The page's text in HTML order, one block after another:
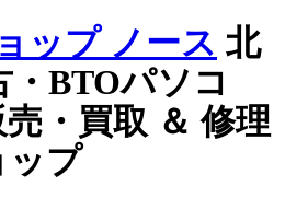
北
・BTOパソコ
・買取 ＆ 修理
ップ